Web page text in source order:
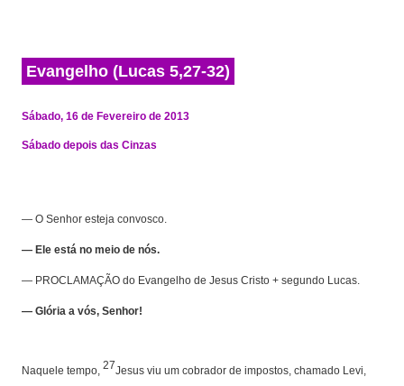
Evangelho (Lucas 5,27-32)
Sábado, 16 de Fevereiro de 2013
Sábado depois das Cinzas
— O Senhor esteja convosco.
— Ele está no meio de nós.
— PROCLAMAÇÃO do Evangelho de Jesus Cristo + segundo Lucas.
— Glória a vós, Senhor!
Naquele tempo, 27Jesus viu um cobrador de impostos, chamado Levi,